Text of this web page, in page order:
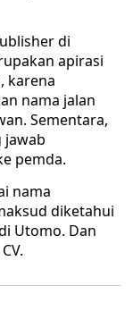
di
apirasi
karena
nama jalan
Sementara,
jawab
pemda.
nama
diketahui
Utomo. Dan